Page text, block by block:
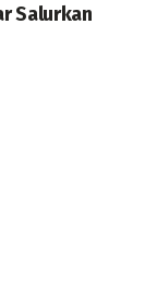
Salurkan